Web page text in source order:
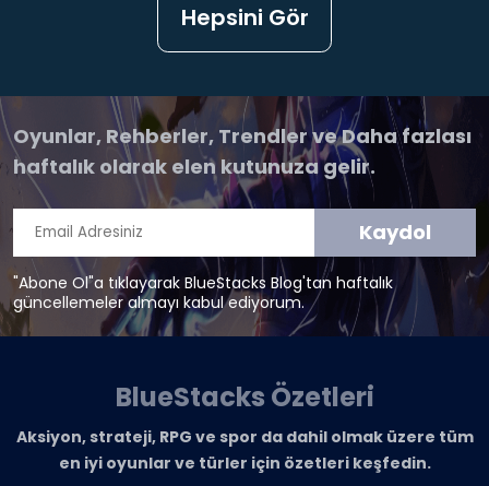
Hepsini Gör
Oyunlar, Rehberler, Trendler ve Daha fazlası
haftalık olarak elen kutunuza gelir.
Kaydol
"Abone Ol"a tıklayarak BlueStacks Blog'tan haftalık
güncellemeler almayı kabul ediyorum.
BlueStacks Özetleri
Aksiyon, strateji, RPG ve spor da dahil olmak üzere tüm
en iyi oyunlar ve türler için özetleri keşfedin.